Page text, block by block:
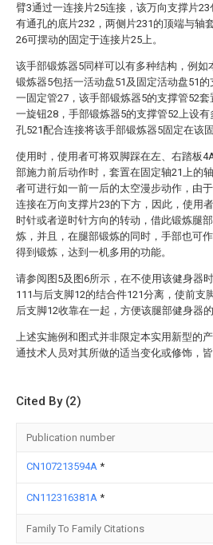
臂3通过一连接片25连接，该万向支撑片
有通孔的底片232，两侧片231的顶端与轴
26可摆动的固定于连接片25上。
该手部锻炼器5同样可以有多种结构，例
锻炼器5包括一活动盘51及固定活动盘51
一固定管27，该手部锻炼器5的支撑管52
一旋钮28，手部锻炼器5的支撑管52上设
孔521配合连接将该手部锻炼器5固定在该固
使用时，使用者可将双脚踩在左、右踏板
部施力前后动作时，套置在固定轴21上的
者可进行如一前一后的太空漫步动作，由
连接在万向支撑片23的下方，因此，使用
时针或者逆时针方向的转动，借此锻炼腿
炼，并且，在腿部锻炼的同时，手部也可
得到锻炼，达到一机多用的功能。
请参阅图5及图6所示，在不使用该健身器
111与后支脚12的结合件121分离，使前支
后支脚12收靠在一起，方便该腿部健身器的
上述实施例和图式并非限定本实用新型的
通技术人员对其所做的适当变化或修饰，
Cited By (2)
Publication number
CN107213594A *
CN112316381A *
Family To Family Citations